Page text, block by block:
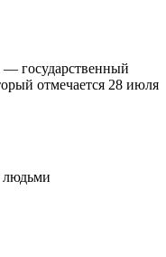
государственный
отмечается 28 июля
людьми